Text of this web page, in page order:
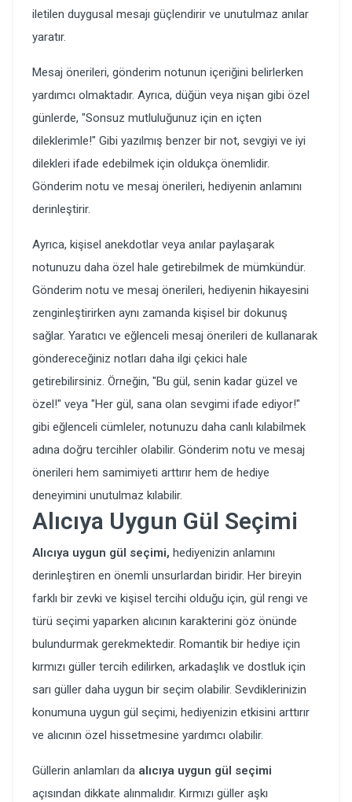
iletilen duygusal mesajı güçlendirir ve unutulmaz anılar
yaratır.
Mesaj önerileri, gönderim notunun içeriğini belirlerken
yardımcı olmaktadır. Ayrıca, düğün veya nişan gibi özel
günlerde, "Sonsuz mutluluğunuz için en içten
dileklerimle!" Gibi yazılmış benzer bir not, sevgiyi ve iyi
dilekleri ifade edebilmek için oldukça önemlidir.
Gönderim notu ve mesaj önerileri, hediyenin anlamını
derinleştirir.
Ayrıca, kişisel anekdotlar veya anılar paylaşarak
notunuzu daha özel hale getirebilmek de mümkündür.
Gönderim notu ve mesaj önerileri, hediyenin hikayesini
zenginleştirirken aynı zamanda kişisel bir dokunuş
sağlar. Yaratıcı ve eğlenceli mesaj önerileri de kullanarak
göndereceğiniz notları daha ilgi çekici hale
getirebilirsiniz. Örneğin, "Bu gül, senin kadar güzel ve
özel!" veya "Her gül, sana olan sevgimi ifade ediyor!"
gibi eğlenceli cümleler, notunuzu daha canlı kılabilmek
adına doğru tercihler olabilir. Gönderim notu ve mesaj
önerileri hem samimiyeti arttırır hem de hediye
deneyimini unutulmaz kılabilir.
Alıcıya Uygun Gül Seçimi
Alıcıya uygun gül seçimi, hediyenizin anlamını
derinleştiren en önemli unsurlardan biridir. Her bireyin
farklı bir zevki ve kişisel tercihi olduğu için, gül rengi ve
türü seçimi yaparken alıcının karakterini göz önünde
bulundurmak gerekmektedir. Romantik bir hediye için
kırmızı güller tercih edilirken, arkadaşlık ve dostluk için
sarı güller daha uygun bir seçim olabilir. Sevdiklerinizin
konumuna uygun gül seçimi, hediyenizin etkisini arttırır
ve alıcının özel hissetmesine yardımcı olabilir.
Güllerin anlamları da alıcıya uygun gül seçimi
açısından dikkate alınmalıdır. Kırmızı güller aşkı